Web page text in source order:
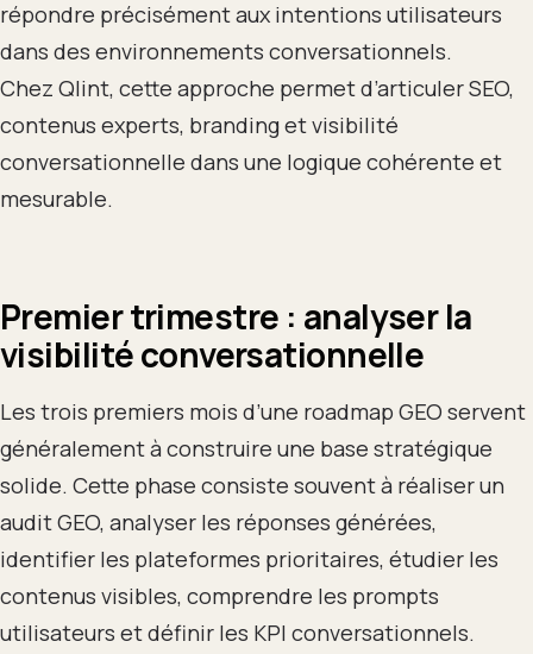
répondre précisément aux intentions utilisateurs
dans des environnements conversationnels.
Chez Qlint, cette approche permet d’articuler SEO,
contenus experts, branding et visibilité
conversationnelle dans une logique cohérente et
mesurable.
Premier trimestre : analyser la
visibilité conversationnelle
Les trois premiers mois d’une roadmap GEO servent
généralement à construire une base stratégique
solide. Cette phase consiste souvent à réaliser un
audit GEO, analyser les réponses générées,
identifier les plateformes prioritaires, étudier les
contenus visibles, comprendre les prompts
utilisateurs et définir les KPI conversationnels.